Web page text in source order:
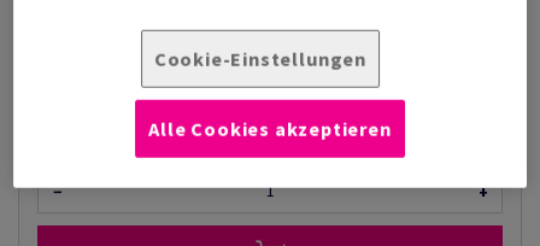
Verpackungseinheiten
− +
Cookie-Einstellungen
Alle Cookies akzeptieren